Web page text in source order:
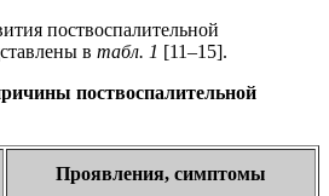
поствоспалительной
в табл. 1 [11–15].
поствоспалительной
Проявления, симптомы